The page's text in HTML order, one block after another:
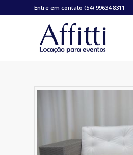
Entre em contato (54) 99634.8311